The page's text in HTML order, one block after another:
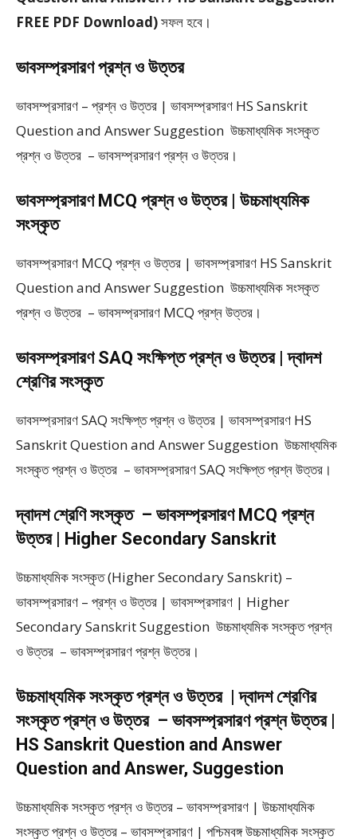
FREE PDF Download)সফল হবে।
ভাবসম্প্রসারণ প্রশ্ন ও উত্তর
ভাবসম্প্রসারণ – প্রশ্ন ও উত্তর | ভাবসম্প্রসারণ HS Sanskrit
Question and Answer Suggestion উচ্চমাধ্যমিক সংস্কৃত
প্রশ্ন ও উত্তর – ভাবসম্প্রসারণ প্রশ্ন ও উত্তর।
ভাবসম্প্রসারণ MCQ প্রশ্ন ও উত্তর | উচ্চমাধ্যমিক
সংস্কৃত
ভাবসম্প্রসারণ MCQ প্রশ্ন ও উত্তর | ভাবসম্প্রসারণ HS Sanskrit
Question and Answer Suggestion উচ্চমাধ্যমিক সংস্কৃত
প্রশ্ন ও উত্তর – ভাবসম্প্রসারণ MCQ প্রশ্ন উত্তর।
ভাবসম্প্রসারণ SAQ সংক্ষিপ্ত প্রশ্ন ও উত্তর | দ্বাদশ
শ্রেণির সংস্কৃত
ভাবসম্প্রসারণ SAQ সংক্ষিপ্ত প্রশ্ন ও উত্তর | ভাবসম্প্রসারণ HS
Sanskrit Question and Answer Suggestion উচ্চমাধ্যমিক
সংস্কৃত প্রশ্ন ও উত্তর – ভাবসম্প্রসারণ SAQ সংক্ষিপ্ত প্রশ্ন উত্তর।
দ্বাদশ শ্রেণি সংস্কৃত – ভাবসম্প্রসারণ MCQ প্রশ্ন
উত্তর | Higher Secondary Sanskrit
উচ্চমাধ্যমিক সংস্কৃত (Higher Secondary Sanskrit) –
ভাবসম্প্রসারণ – প্রশ্ন ও উত্তর | ভাবসম্প্রসারণ | Higher
Secondary Sanskrit Suggestion উচ্চমাধ্যমিক সংস্কৃত প্রশ্ন
ও উত্তর – ভাবসম্প্রসারণ প্রশ্ন উত্তর।
উচ্চমাধ্যমিক সংস্কৃত প্রশ্ন ও উত্তর | দ্বাদশ শ্রেণির
সংস্কৃত প্রশ্ন ও উত্তর – ভাবসম্প্রসারণ প্রশ্ন উত্তর |
HS Sanskrit Question and Answer
Question and Answer, Suggestion
উচ্চমাধ্যমিক সংস্কৃত প্রশ্ন ও উত্তর – ভাবসম্প্রসারণ | উচ্চমাধ্যমিক
সংস্কৃত প্রশ্ন ও উত্তর – ভাবসম্প্রসারণ | পশ্চিমবঙ্গ উচ্চমাধ্যমিক সংস্কৃত